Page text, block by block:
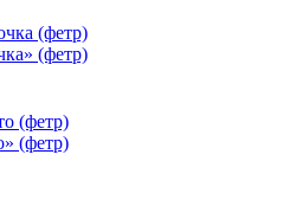
(фетр)
(фетр)